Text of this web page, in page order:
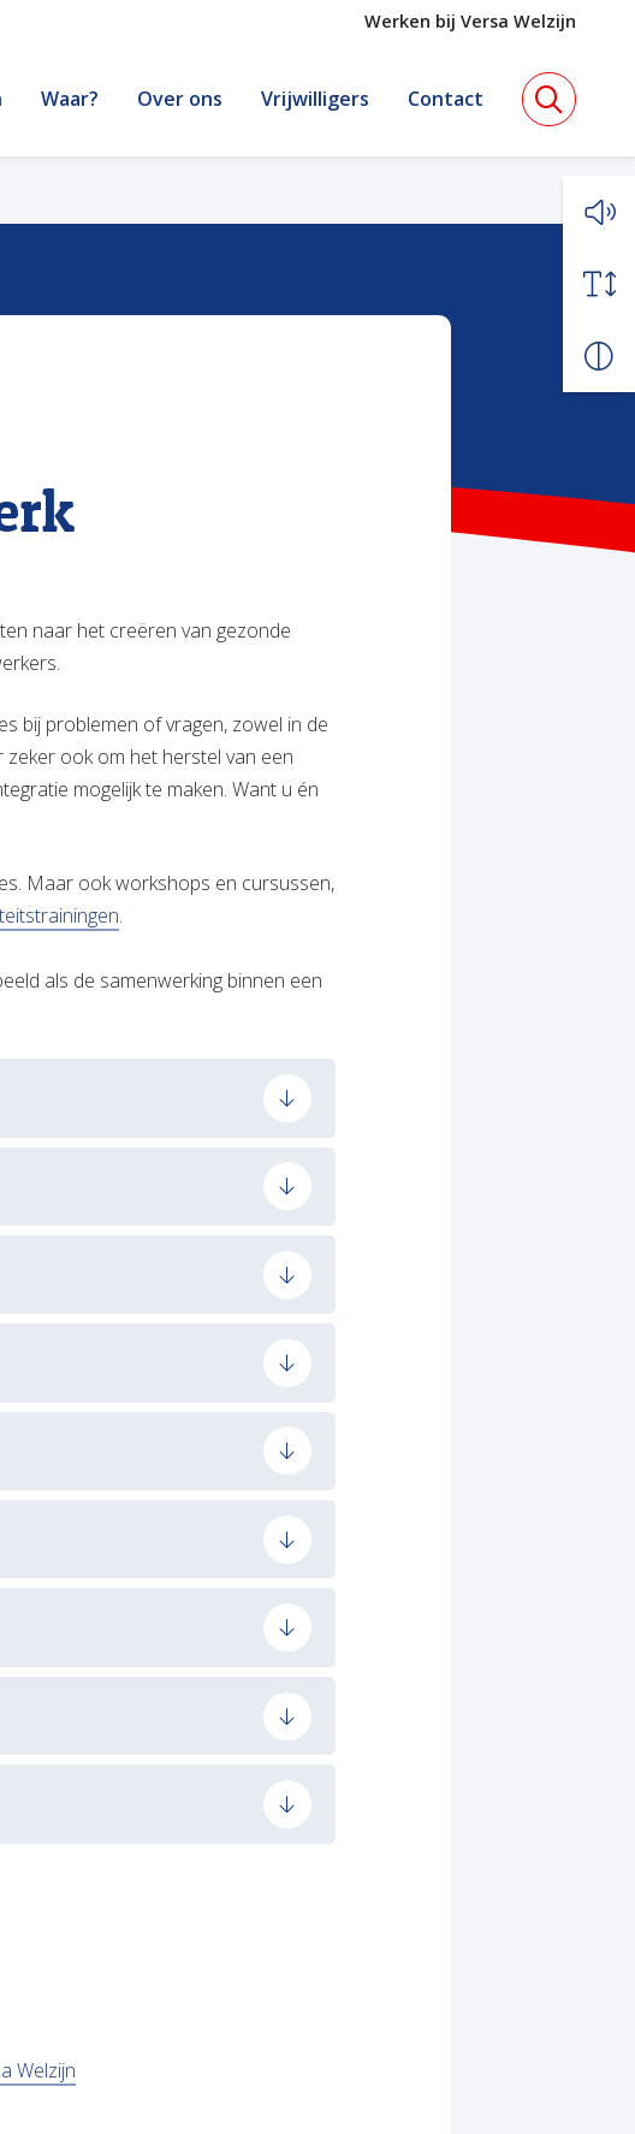
Werken bij Versa Welzijn
Waar? Over ons Vrijwilligers Contact
naar het creëren van gezonde
bij problemen of vragen, zowel in de
ook om het herstel van een
mogelijk te maken. Want u én
Maar ook workshops en cursussen,
.
als de samenwerking binnen een
Welzijn